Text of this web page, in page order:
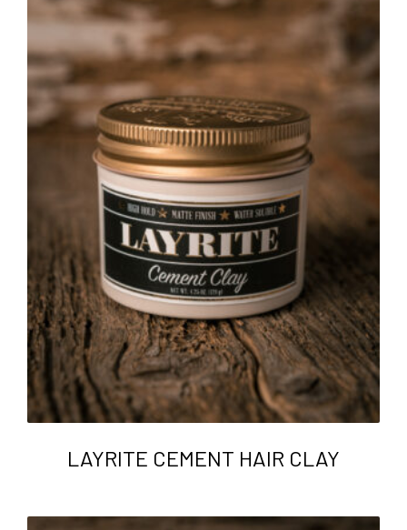
LAYRITE CEMENT HAIR CLAY